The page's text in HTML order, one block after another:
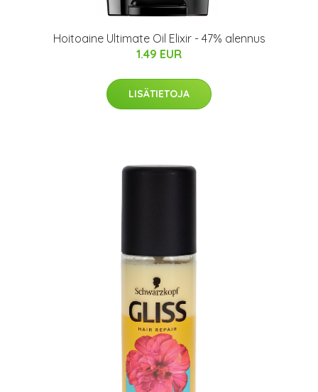
Hoitoaine Ultimate Oil Elixir - 47% alennus
1.49 EUR
LISÄTIETOJA